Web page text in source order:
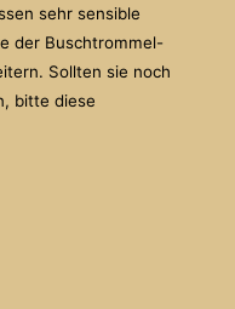
sehr sensible
der Buschtrommel-
Sollten sie noch
bitte diese